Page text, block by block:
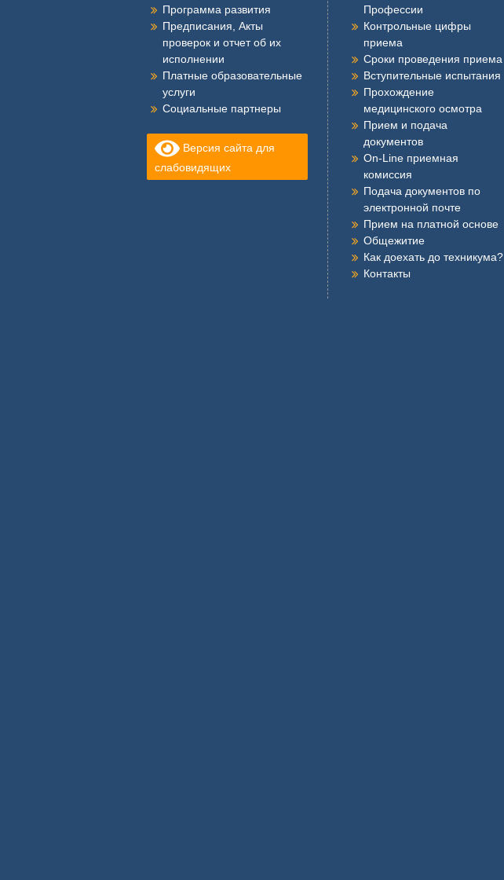
Программа развития
Предписания, Акты
проверок и отчет об их
исполнении
Платные образовательные
услуги
Социальные партнеры
Версия сайта для
слабовидящих
Профессии
Контрольные цифры
приема
Сроки проведения приема
Вступительные испытания
Прохождение
медицинского осмотра
Прием и подача
документов
On-Line приемная
комиссия
Подача документов по
электронной почте
Прием на платной основе
Общежитие
Как доехать до техникума?
Контакты